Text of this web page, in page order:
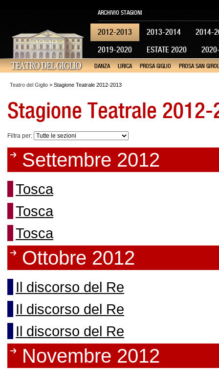
2012-2013 2013-2014
2014-
2019-2020
ESTATE 2020
ARCHIVIO STAGIONI
DANZA LIRICA PROSA GIGLIO PROSA SAN
Teatro del Giglio > Stagione Teatrale 2012-2013
Stagione Teatrale
Filtra per:
Settembre 2012
Tosca
Tosca
Tosca
Ottobre 2012
Il discorso del Re
Il discorso del Re
Il discorso del Re
Novembre 2012